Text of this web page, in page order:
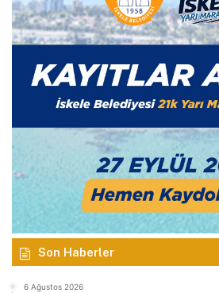
Son Haberler
6 Ağustos 2026